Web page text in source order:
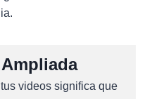
videos significa que